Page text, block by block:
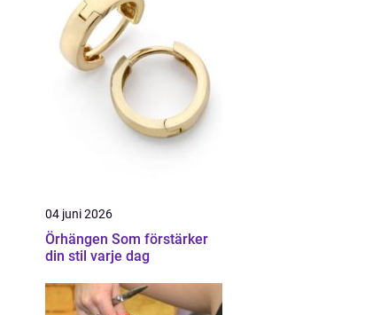
04 juni 2026
Örhängen Som förstärker
din stil varje dag